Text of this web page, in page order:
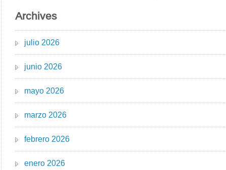
Archives
julio 2026
junio 2026
mayo 2026
marzo 2026
febrero 2026
enero 2026